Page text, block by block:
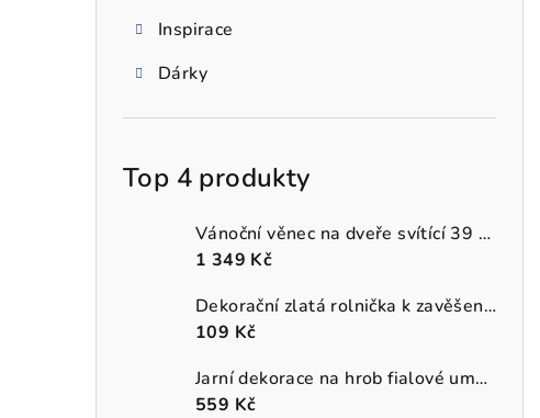
Inspirace
Dárky
Top 4 produkty
Vánoční věnec na dveře svítící 39 cm
1 349 Kč
Dekorační zlatá rolnička k zavěšení 10 cm
109 Kč
Jarní dekorace na hrob fialové umělé macešky v šedém truhlíku
559 Kč